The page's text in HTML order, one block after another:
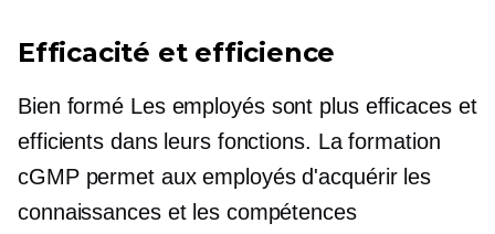
Efficacité et efficience
Bien formé Les employés sont plus efficaces et
efficients dans leurs fonctions. La formation
cGMP permet aux employés d'acquérir les
connaissances et les compétences